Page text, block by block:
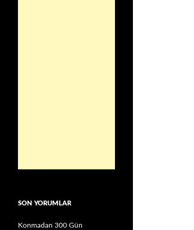
SON YORUMLAR
Konmadan 300 Gün